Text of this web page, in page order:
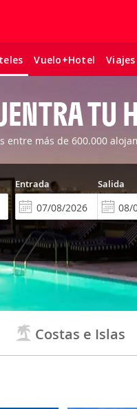
Vuelo+Hotel Viajes
TU
entre más de 600.000
Entrada Salida
Costas e Islas